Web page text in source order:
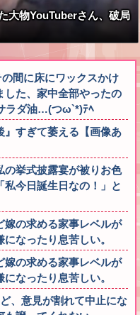
大物YouTuberさん、破局
間に床にワックスかけ
した、家中全部やったの
ラダ油…(つω`*)ﾃﾍ
』すぎて萎える【画像あ
の挙式披露宴が被りお色
今日誕生日なの！」と
嫁の求める家事レベルが
なったり息苦しい。
嫁の求める家事レベルが
なったり息苦しい。
、意見が割れて中止にな